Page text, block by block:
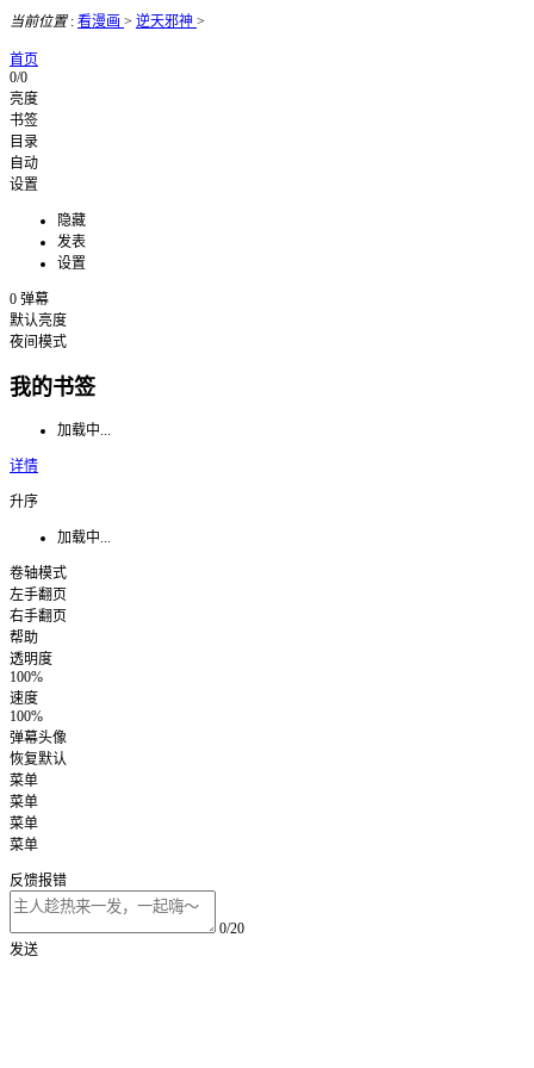
当前位置: 看漫画 > 逆天邪神 >
首页
0/0
亮度
书签
目录
自动
设置
隐藏
发表
设置
0 弹幕
默认亮度
夜间模式
我的书签
加载中...
详情
升序
加载中...
卷轴模式
左手翻页
右手翻页
帮助
透明度
100%
速度
100%
弹幕头像
恢复默认
菜单
菜单
菜单
菜单
反馈报错
0/20
发送